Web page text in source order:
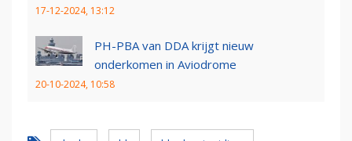
17-12-2024, 13:12
PH-PBA van DDA krijgt nieuw
onderkomen in Aviodrome
20-10-2024, 10:58